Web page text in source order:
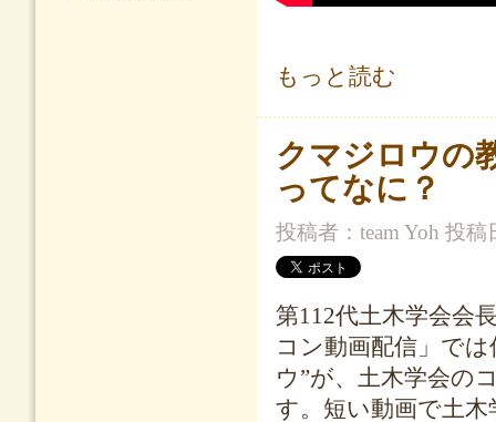
橋のある風景...そこに愛はあるのか
もっと読む
クマジロウの
ってなに？
投稿者： team Yoh 投稿
第112代土木学会会
コン動画配信」で
ウ”が、土木学会の
す。短い動画で土